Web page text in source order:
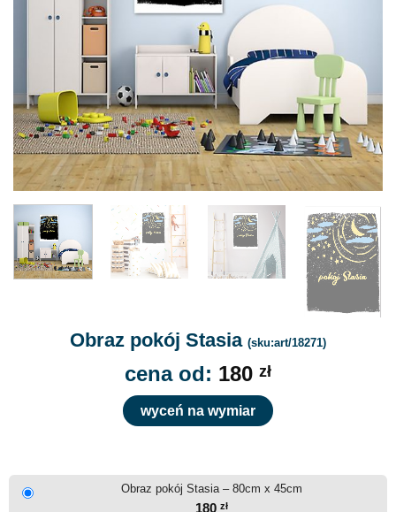
Obraz pokój Stasia (sku:art/18271)
cena od: 180 zł
wyceń na wymiar
Obraz pokój Stasia – 80cm x 45cm
180 zł